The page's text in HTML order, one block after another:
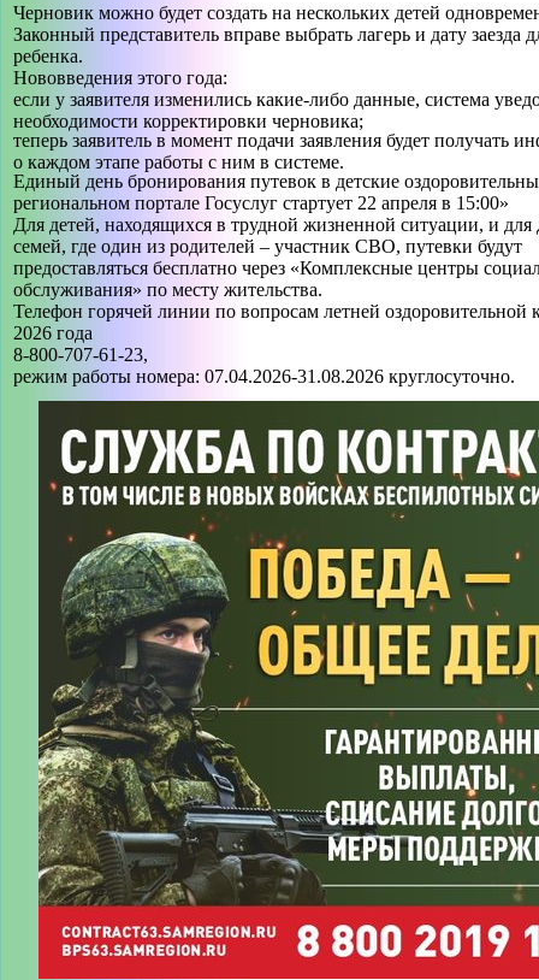
Черновик можно будет создать на нескольких детей
Законный представитель вправе выбрать лагерь и дату заезда
ребенка.
Нововведения этого года:
если у заявителя изменились какие-либо данные, система
необходимости корректировки черновика;
теперь заявитель в момент подачи заявления будет получать
о каждом этапе работы с ним в системе.
Единый день бронирования путевок в детские
региональном портале Госуслуг стартует 22 апреля в 15:00»
Для детей, находящихся в трудной жизненной ситуации, и для
семей, где один из родителей – участник СВО, путевки будут
предоставляться бесплатно через «Комплексные центры
обслуживания» по месту жительства.
Телефон горячей линии по вопросам летней оздоровительной
2026 года
8-800-707-61-23,
режим работы номера: 07.04.2026-31.08.2026 круглосуточно.